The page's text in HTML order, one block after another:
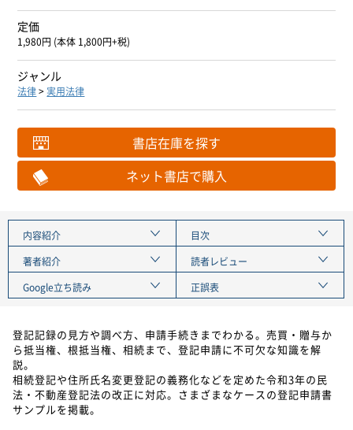
定価
1,980円 (本体 1,800円+税)
ジャンル
法律>実用法律
書店在庫を探す
ネット書店で購入
内容紹介
目次
著者紹介
読者レビュー
Google立ち読み
正誤表
登記記録の見方や調べ方、申請手続きまでわかる。売買・贈与か
ら抵当権、根抵当権、相続まで、登記申請に不可欠な知識を解
説。
相続登記や住所氏名変更登記の義務化などを定めた令和3年の民
法・不動産登記法の改正に対応。さまざまなケースの登記申請書
サンプルを掲載。